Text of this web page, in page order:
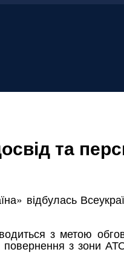
та
відбулась
з метою
з зони